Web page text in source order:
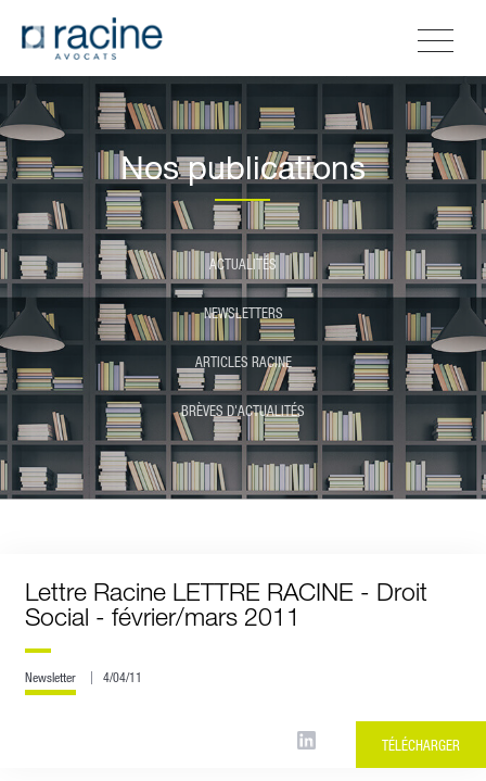
Nos publications
ACTUALITÉS
NEWSLETTERS
ARTICLES RACINE
BRÈVES D'ACTUALITÉS
Lettre Racine LETTRE RACINE - Droit
Social - février/mars 2011
Newsletter 4/04/11
TÉLÉCHARGER